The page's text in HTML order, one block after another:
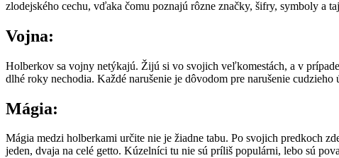
zlodejského cechu, vďaka čomu poznajú rôzne značky, šifry, symboly a
Vojna:
Holberkov sa vojny netýkajú. Žijú si vo svojich veľkomestách, a v
dlhé roky nechodia. Každé narušenie je dôvodom pre narušenie
Mágia:
Mágia medzi holberkami určite nie je žiadne tabu. Po svojich predkoch
jeden, dvaja na celé getto. Kúzelníci tu nie sú príliš populárni, lebo sú